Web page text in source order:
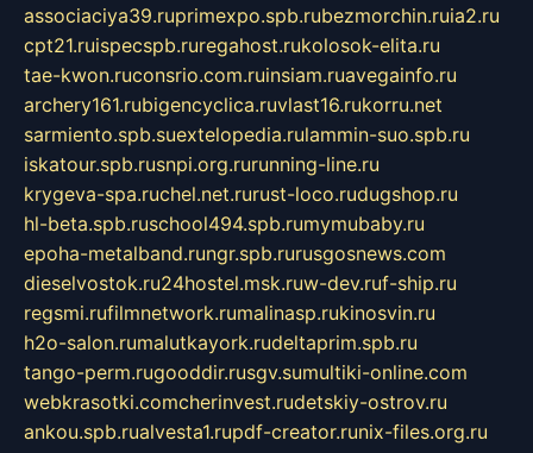
associaciya39.ruprimexpo.spb.rubezmorchin.ruia2.ru
cpt21.ruispecspb.ruregahost.rukolosok-elita.ru
tae-kwon.ruconsrio.com.ruinsiam.ruavegainfo.ru
archery161.rubigencyclica.ruvlast16.rukorru.net
sarmiento.spb.suextelopedia.rulammin-suo.spb.ru
iskatour.spb.rusnpi.org.rurunning-line.ru
krygeva-spa.ruchel.net.rurust-loco.rudugshop.ru
hl-beta.spb.ruschool494.spb.rumymubaby.ru
epoha-metalband.rungr.spb.rurusgosnews.com
dieselvostok.ru24hostel.msk.ruw-dev.ruf-ship.ru
regsmi.rufilmnetwork.rumalinasp.rukinosvin.ru
h2o-salon.rumalutkayork.rudeltaprim.spb.ru
tango-perm.rugooddir.rusgv.sumultiki-online.com
webkrasotki.comcherinvest.rudetskiy-ostrov.ru
ankou.spb.rualvesta1.rupdf-creator.runix-files.org.ru